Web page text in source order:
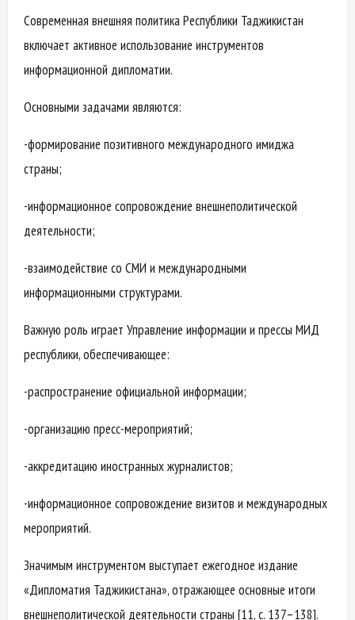
Современная внешняя политика Республики Таджикистан
включает активное использование инструментов
информационной дипломатии.
Основными задачами являются:
-формирование позитивного международного имиджа
страны;
-информационное сопровождение внешнеполитической
деятельности;
-взаимодействие со СМИ и международными
информационными структурами.
Важную роль играет Управление информации и прессы МИД
республики, обеспечивающее:
-распространение официальной информации;
-организацию пресс-мероприятий;
-аккредитацию иностранных журналистов;
-информационное сопровождение визитов и международных
мероприятий.
Значимым инструментом выступает ежегодное издание
«Дипломатия Таджикистана», отражающее основные итоги
внешнеполитической деятельности страны [11, с. 137–138].